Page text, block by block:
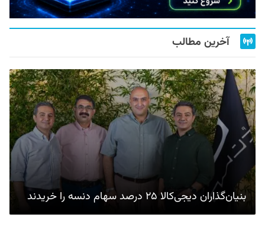
آخرین مطالب
بنیان‌گذاران دیجی‌کالا ۲۵ درصد سهام دنسه را خریدند